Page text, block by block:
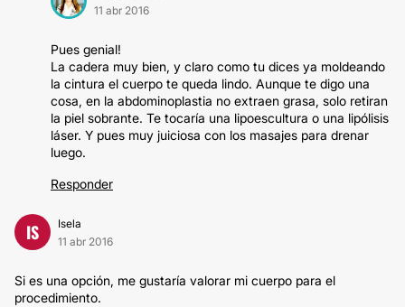
11 abr 2016
Pues genial!
La cadera muy bien, y claro como tu dices ya moldeando
la cintura el cuerpo te queda lindo. Aunque te digo una
cosa, en la abdominoplastia no extraen grasa, solo retiran
la piel sobrante. Te tocaría una lipoescultura o una lipólisis
láser. Y pues muy juiciosa con los masajes para drenar
luego.
Responder
IS
Isela
11 abr 2016
Si es una opción, me gustaría valorar mi cuerpo para el
procedimiento.